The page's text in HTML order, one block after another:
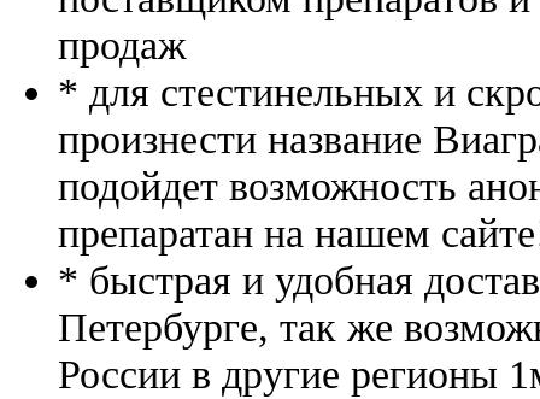
продаж
* для стестинельных и
произнести название
подойдет возможность
препаратан на нашем
* быстрая и удобная
Петербурге, так же
России в другие регионы